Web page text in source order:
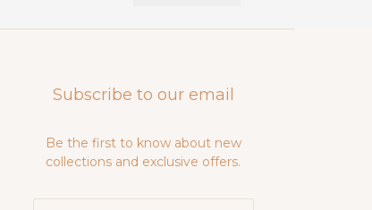
Subscribe to our email
Be the first to know about new
collections and exclusive offers.